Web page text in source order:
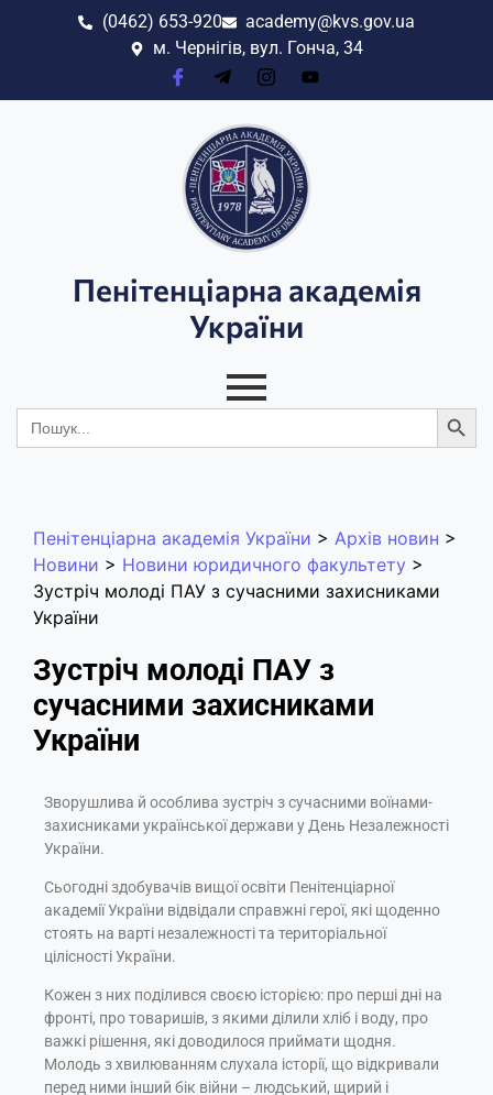
(0462) 653-920
academy@kvs.gov.ua
м. Чернігів, вул. Гонча, 34
Пенітенціарна академія
України
Search
for:
Пенітенціарна академія України > Архів новин >
Новини > Новини юридичного факультету >
Зустріч молоді ПАУ з сучасними захисниками
України
Зустріч молоді ПАУ з
сучасними захисниками
України
Зворушлива й особлива зустріч з сучасними воїнами-
захисниками української держави у День Незалежності
України.
Сьогодні здобувачів вищої освіти Пенітенціарної
академії України відвідали справжні герої, які щоденно
стоять на варті незалежності та територіальної
цілісності України.
Кожен з них поділився своєю історією: про перші дні на
фронті, про товаришів, з якими ділили хліб і воду, про
важкі рішення, які доводилося приймати щодня.
Молодь з хвилюванням слухала історії, що відкривали
перед ними інший бік війни – людський, щирий і